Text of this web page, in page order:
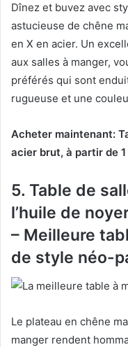
Dînez et buvez avec
astucieuse de chêne
en X en acier. Un
aux salles à manger,
préférés qui sont
rugueuse et une
Acheter maintenant:
acier brut, à partir de
5. Table de
l’huile de
– Meilleure
de style néo-
Le plateau en chêne
manger rendent